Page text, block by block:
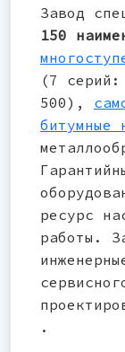
Завод
150
(7
500),
битумные
ресурс
работы.
.